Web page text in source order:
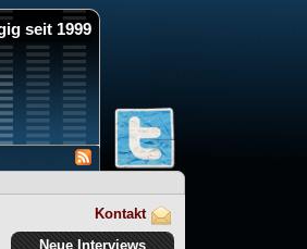
seit 1999
Kontakt
Neue Interviews